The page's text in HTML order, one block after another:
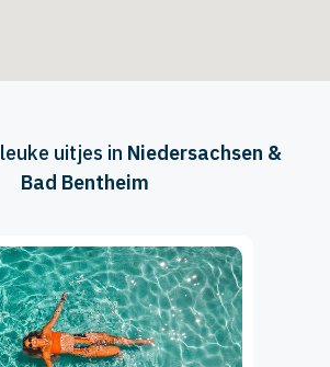
leuke uitjes in Niedersachsen &
Bad Bentheim